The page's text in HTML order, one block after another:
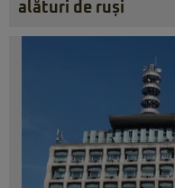
alături de ruși